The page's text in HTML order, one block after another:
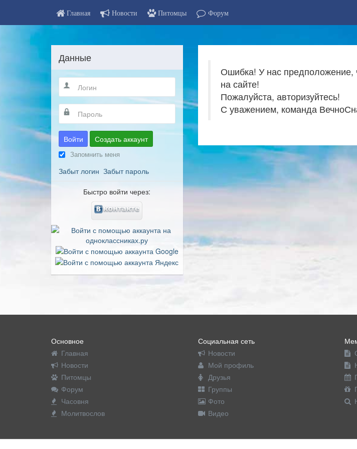
Главная Новости Питомцы Форум
Ошибка! У нас предположение,
на сайте!
Пожалуйста, авторизуйтесь!
С уважением, команда
Данные
Войти Создать аккаунт
Запомнить меня
Забыт логин Забыт пароль
Быстро войти через:
Основное
Главная
Новости
Питомцы
Форум
Часовня
Молитвослов
Социальная сеть
Новости
Мой профиль
Друзья
Группы
Фото
Видео